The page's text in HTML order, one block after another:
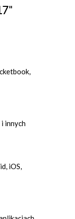
innych
iOS,